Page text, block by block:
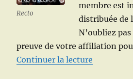
Recto
membre est
distribuée de
N’oubliez pas
preuve de votre affiliation
Continuer la lecture